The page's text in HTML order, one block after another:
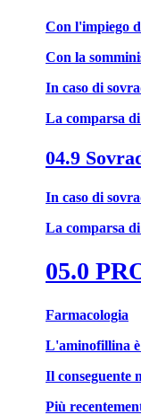
Con l'impiego
Con la
In caso di
La comparsa
04.9
In caso di
La comparsa
05.0
Farmacologia
L'aminofillina è
Il conseguente
Più